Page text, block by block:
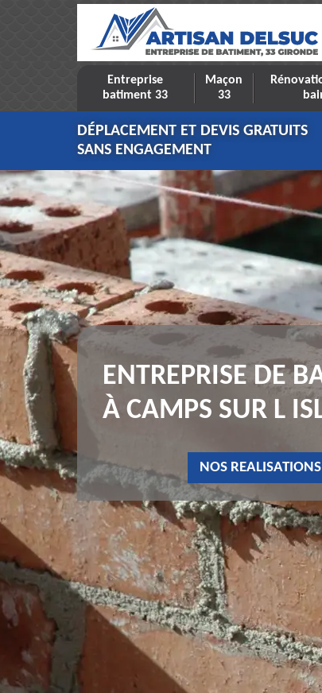
Entreprise
batiment 33
Maçon
33
DÉPLACEMENT ET DEVIS GRATUITS
SANS ENGAGEMENT
ENTREPRISE DE
À CAMPS SUR L
NOS REALISATIONS